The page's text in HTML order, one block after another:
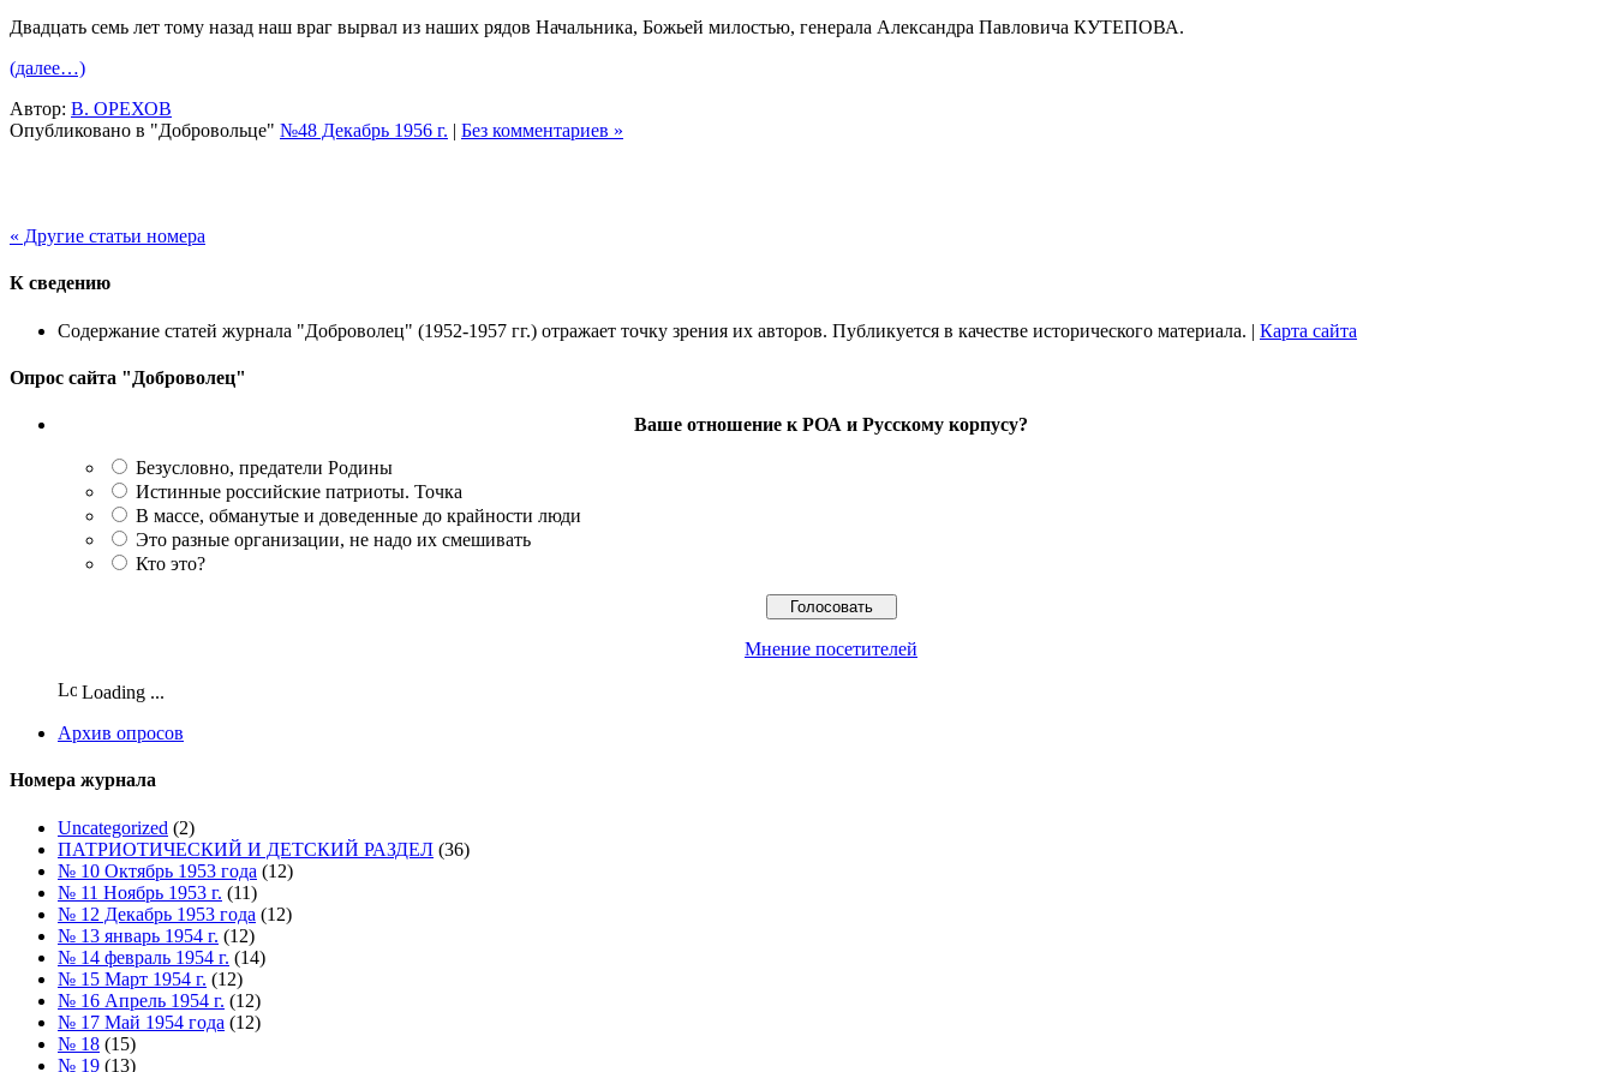
Двадцать семь лет тому назад наш враг вырвал из наших рядов Начальника, Божьей милостью, генерала Александра Павловича КУТЕПОВА.
(далее…)
Автор: В. ОРЕХОВ
Опубликовано в "Добровольце" №48 Декабрь 1956 г. | Без комментариев »
« Другие статьи номера
К сведению
Содержание статей журнала "Доброволец" (1952-1957 гг.) отражает точку зрения их авторов. Публикуется в качестве исторического материала. | Карта сайта
Опрос сайта "Доброволец"
Ваше отношение к РОА и Русскому корпусу?
Безусловно, предатели Родины
Истинные российские патриоты. Точка
В массе, обманутые и доведенные до крайности люди
Это разные организации, не надо их смешивать
Кто это?
Мнение посетителей
Loading ...
Архив опросов
Номера журнала
Uncategorized (2)
ПАТРИОТИЧЕСКИЙ И ДЕТСКИЙ РАЗДЕЛ (36)
№ 10 Октябрь 1953 года (12)
№ 11 Ноябрь 1953 г. (11)
№ 12 Декабрь 1953 года (12)
№ 13 январь 1954 г. (12)
№ 14 февраль 1954 г. (14)
№ 15 Март 1954 г. (12)
№ 16 Апрель 1954 г. (12)
№ 17 Май 1954 года (12)
№ 18 (15)
№ 19 (13)